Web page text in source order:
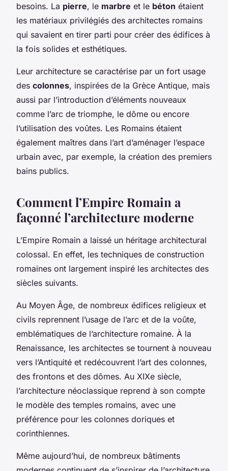
besoins. La pierre, le marbre et le béton étaient
les matériaux privilégiés des architectes romains
qui savaient en tirer parti pour créer des édifices à
la fois solides et esthétiques.
Leur architecture se caractérise par un fort usage
des colonnes, inspirées de la Grèce Antique, mais
aussi par l’introduction d’éléments nouveaux
comme l’arc de triomphe, le dôme ou encore
l’utilisation des voûtes. Les Romains étaient
également maîtres dans l’art d’aménager l’espace
urbain avec, par exemple, la création des premiers
bains publics.
Comment l’Empire Romain a
façonné l’architecture moderne
L’Empire Romain a laissé un héritage architectural
colossal. En effet, les techniques de construction
romaines ont largement inspiré les architectes des
siècles suivants.
Au Moyen Âge, de nombreux édifices religieux et
civils reprennent l’usage de l’arc et de la voûte,
emblématiques de l’architecture romaine. À la
Renaissance, les architectes se tournent à nouveau
vers l’Antiquité et redécouvrent l’art des colonnes,
des frontons et des dômes. Au XIXe siècle,
l’architecture néoclassique reprend à son compte
le modèle des temples romains, avec une
préférence pour les colonnes doriques et
corinthiennes.
Même aujourd’hui, de nombreux bâtiments